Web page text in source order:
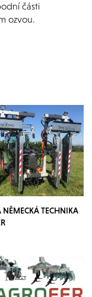
části
ozvou.
NĚMECKÁ TECHNIKA